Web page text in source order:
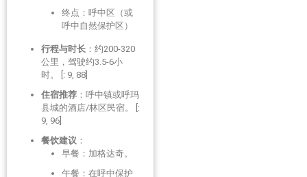
终点：呼中区（或
呼中自然保护区）
行程与时长 ：约200-320
公里，驾驶约3.5-6小
时。 [: 9, 88]
住宿推荐 ：呼中镇或呼玛
县城的酒店/林区民宿。 [:
9, 96]
餐饮建议 ：
早餐：加格达奇。
午餐：在呼中保护